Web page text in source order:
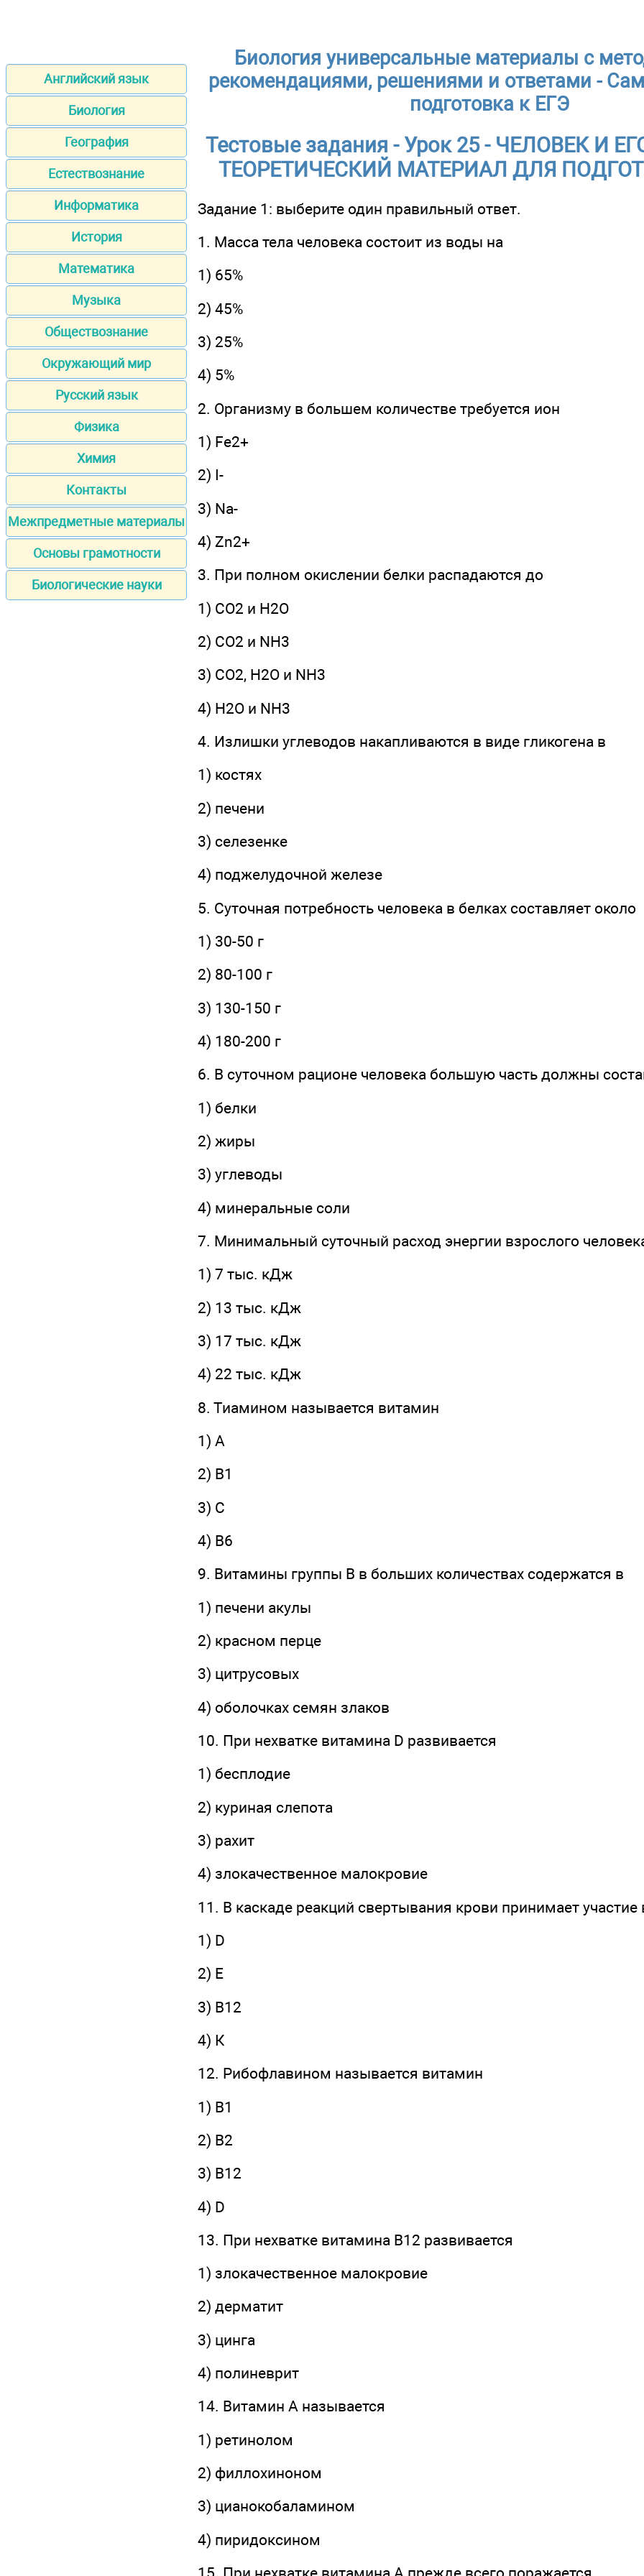
Английский язык
Биология
География
Естествознание
Информатика
История
Математика
Музыка
Обществознание
Окружающий мир
Русский язык
Физика
Химия
Контакты
Межпредметные материалы
Основы грамотности
Биологические науки
Биология универсальные материалы с
рекомендациями, решениями и ответами -
подготовка к ЕГЭ
Тестовые задания - Урок 25 - ЧЕЛОВЕК И
ТЕОРЕТИЧЕСКИЙ МАТЕРИАЛ ДЛЯ
Задание 1: выберите один правильный ответ.
1. Масса тела человека состоит из воды на
1) 65%
2) 45%
3) 25%
4) 5%
2. Организму в большем количестве требуется ион
1) Fe2+
2) I-
3) Na-
4) Zn2+
3. При полном окислении белки распадаются до
1) СO2 и Н2O
2) CО2 и NH3
3) СО2, Н2О и NН3
4) Н2O и NH3
4. Излишки углеводов накапливаются в виде гликогена в
1) костях
2) печени
3) селезенке
4) поджелудочной железе
5. Суточная потребность человека в белках составляет около
1) 30-50 г
2) 80-100 г
3) 130-150 г
4) 180-200 г
6. В суточном рационе человека большую часть должны
1) белки
2) жиры
3) углеводы
4) минеральные соли
7. Минимальный суточный расход энергии взрослого
1) 7 тыс. кДж
2) 13 тыс. кДж
3) 17 тыс. кДж
4) 22 тыс. кДж
8. Тиамином называется витамин
1) А
2) В1
3) С
4) В6
9. Витамины группы В в больших количествах содержатся в
1) печени акулы
2) красном перце
3) цитрусовых
4) оболочках семян злаков
10. При нехватке витамина D развивается
1) бесплодие
2) куриная слепота
3) рахит
4) злокачественное малокровие
11. В каскаде реакций свертывания крови принимает участие
1) D
2) Е
3) В12
4) К
12. Рибофлавином называется витамин
1) В1
2) В2
3) В12
4) D
13. При нехватке витамина В12 развивается
1) злокачественное малокровие
2) дерматит
3) цинга
4) полиневрит
14. Витамин А называется
1) ретинолом
2) филлохиноном
3) цианокобаламином
4) пиридоксином